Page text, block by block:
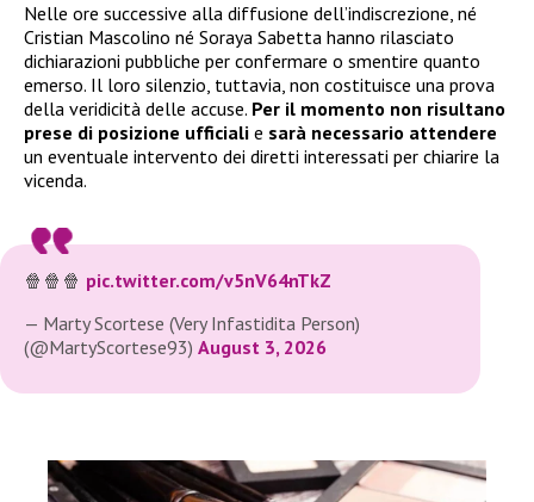
Nelle ore successive alla diffusione dell’indiscrezione, né
Cristian Mascolino né Soraya Sabetta hanno rilasciato
dichiarazioni pubbliche per confermare o smentire quanto
emerso. Il loro silenzio, tuttavia, non costituisce una prova
della veridicità delle accuse. Per il momento non risultano
prese di posizione ufficiali e sarà necessario attendere
un eventuale intervento dei diretti interessati per chiarire la
vicenda.
🍿🍿🍿 pic.twitter.com/v5nV64nTkZ
— Marty Scortese (Very Infastidita Person)
(@MartyScortese93) August 3, 2026